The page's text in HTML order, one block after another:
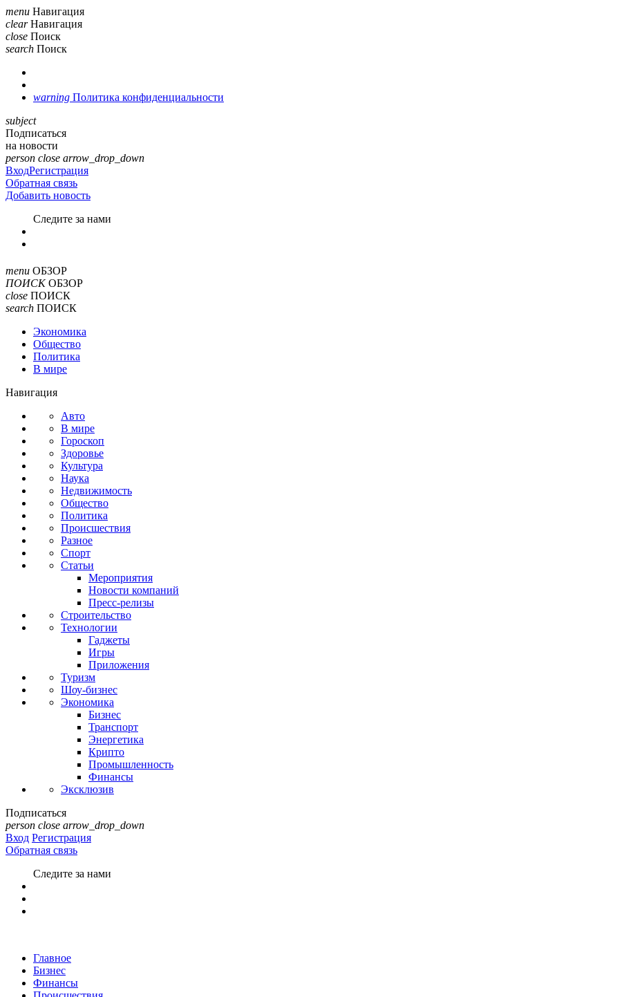
menu Навигация
clear Навигация
close Поиск
search Поиск
warning Политика конфиденциальности
subject
Подписаться
на новости
person close arrow_drop_down
ВходРегистрация
Обратная связь
Добавить новость
Cледите за нами
menu ОБЗОР
ПОИСК ОБЗОР
close ПОИСК
search ПОИСК
Экономика
Общество
Политика
В мире
Навигация
Авто
В мире
Гороскоп
Здоровье
Культура
Наука
Недвижимость
Общество
Политика
Происшествия
Разное
Спорт
Статьи
Мероприятия
Новости компаний
Пресс-релизы
Строительство
Технологии
Гаджеты
Игры
Приложения
Туризм
Шоу-бизнес
Экономика
Бизнес
Транспорт
Энергетика
Крипто
Промышленность
Финансы
Эксклюзив
Подписаться
person close arrow_drop_down
Вход Регистрация
Обратная связь
Следите за нами
Главное
Бизнес
Финансы